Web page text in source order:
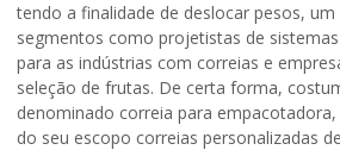
tendo a finalidade de deslocar pesos,
segmentos como projetistas de
para as indústrias com correias e
seleção de frutas. De certa forma,
denominado correia para
do seu escopo correias personalizadas